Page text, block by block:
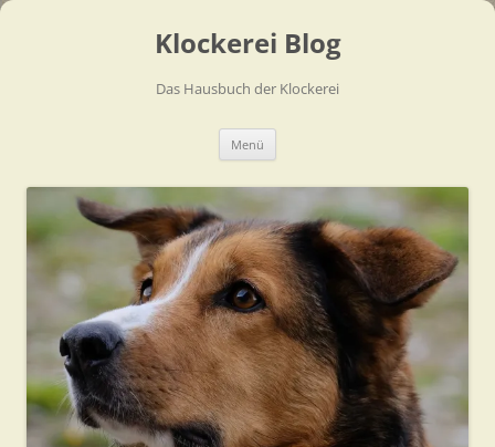
Klockerei Blog
Das Hausbuch der Klockerei
Menü